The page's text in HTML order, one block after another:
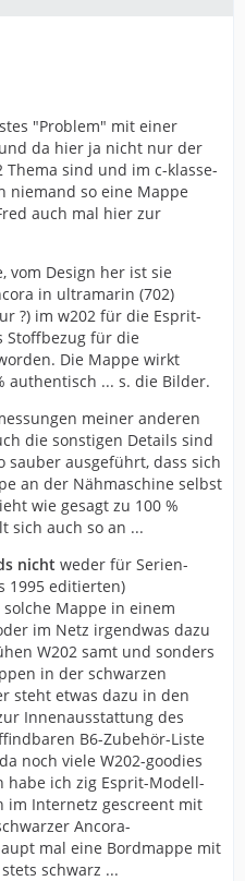
"Problem" mit einer
da hier ja nicht nur der
Thema sind und im c-klasse-
niemand so eine Mappe
auch mal hier zur
vom Design her ist sie
in ultramarin (702)
?) im w202 für die Esprit-
Stoffbezug für die
Die Mappe wirkt
authentisch ... s. die Bilder.
meiner anderen
die sonstigen Details sind
ausgeführt, dass sich
an der Nähmaschine selbst
wie gesagt zu 100 %
sich auch so an ...
nicht weder für Serien-
1995 editierten)
Mappe in einem
im Netz irgendwas dazu
W202 samt und sonders
in der schwarzen
steht etwas dazu in den
Innenausstattung des
B6-Zubehör-Liste
noch viele W202-goodies
habe ich zig Esprit-Modell-
im Internetz gescreent mit
Ancora-
mal eine Bordmappe mit
schwarz ...